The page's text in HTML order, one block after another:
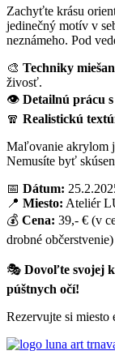
Zachyťte krásu
jedinečný motív v
neznámeho. Pod
🎨 Techniky
živosť.
👁 Detailnú prácu
🧣 Realistickú
Maľovanie akrylom
Nemusíte byť
📅 Dátum:
📍 Miesto: Ateliér
💰 Cena: 39,- € (v
drobné občerstvenie)
🎭 Dovoľte svojej
púštnych očí!
Rezervujte si miesto